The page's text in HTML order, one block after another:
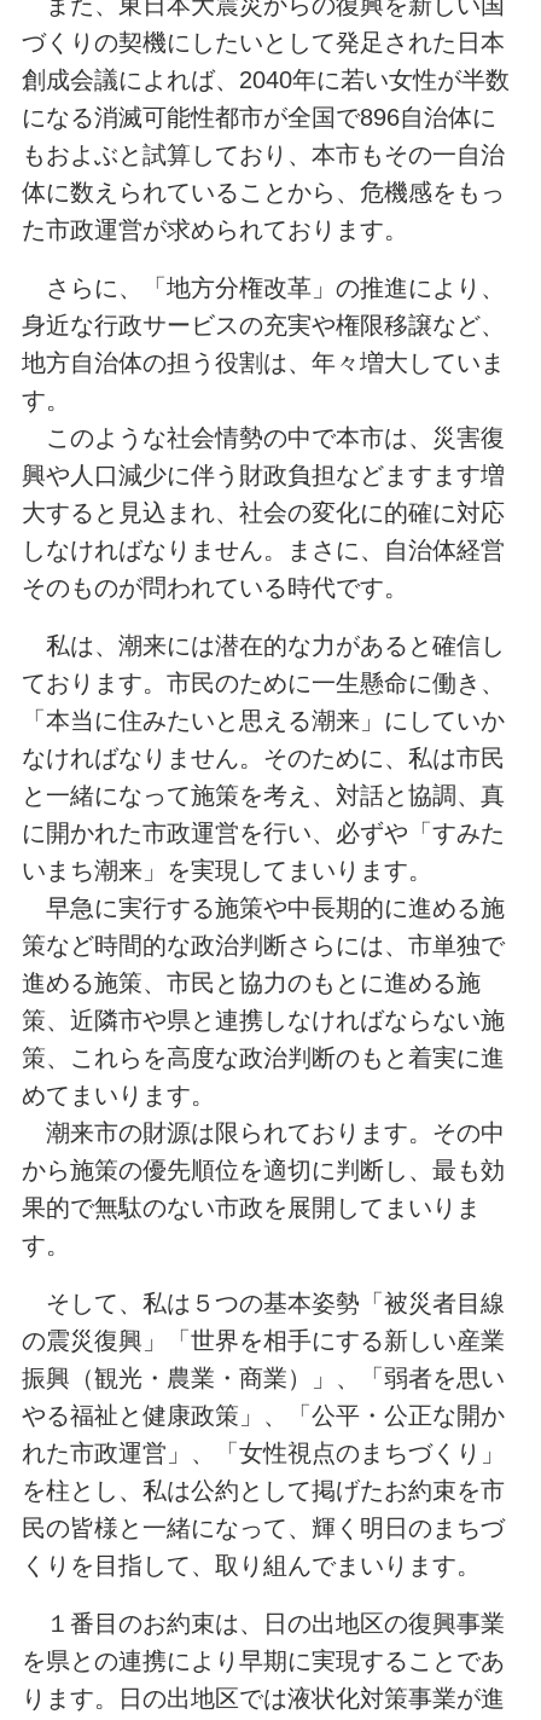
また、東日本大震災からの復興を新しい国
づくりの契機にしたいとして発足された日本
創成会議によれば、2040年に若い女性が半数
になる消滅可能性都市が全国で896自治体に
もおよぶと試算しており、本市もその一自治
体に数えられていることから、危機感をもっ
た市政運営が求められております。
さらに、「地方分権改革」の推進により、
身近な行政サービスの充実や権限移譲など、
地方自治体の担う役割は、年々増大していま
す。
このような社会情勢の中で本市は、災害復
興や人口減少に伴う財政負担などますます増
大すると見込まれ、社会の変化に的確に対応
しなければなりません。まさに、自治体経営
そのものが問われている時代です。
私は、潮来には潜在的な力があると確信し
ております。市民のために一生懸命に働き、
「本当に住みたいと思える潮来」にしていか
なければなりません。そのために、私は市民
と一緒になって施策を考え、対話と協調、真
に開かれた市政運営を行い、必ずや「すみた
いまち潮来」を実現してまいります。
早急に実行する施策や中長期的に進める施
策など時間的な政治判断さらには、市単独で
進める施策、市民と協力のもとに進める施
策、近隣市や県と連携しなければならない施
策、これらを高度な政治判断のもと着実に進
めてまいります。
潮来市の財源は限られております。その中
から施策の優先順位を適切に判断し、最も効
果的で無駄のない市政を展開してまいりま
す。
そして、私は５つの基本姿勢「被災者目線
の震災復興」「世界を相手にする新しい産業
振興（観光・農業・商業）」、「弱者を思い
やる福祉と健康政策」、「公平・公正な開か
れた市政運営」、「女性視点のまちづくり」
を柱とし、私は公約として掲げたお約束を市
民の皆様と一緒になって、輝く明日のまちづ
くりを目指して、取り組んでまいります。
１番目のお約束は、日の出地区の復興事業
を県との連携により早期に実現することであ
ります。日の出地区では液状化対策事業が進